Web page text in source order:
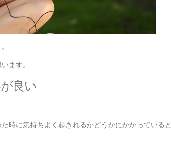
ます。
良い
時に気持ちよく起きれるかどうかにかかっていると